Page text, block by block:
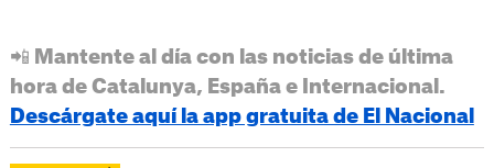
📲 Mantente al día con las noticias de última
hora de Catalunya, España e Internacional.
Descárgate aquí la app gratuita de El Nacional